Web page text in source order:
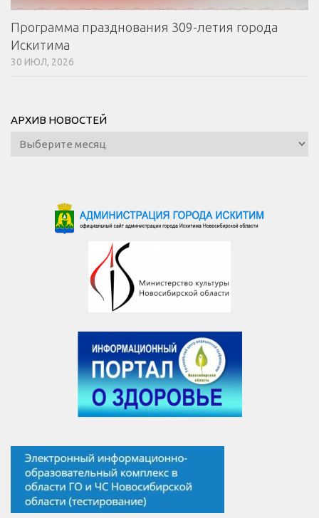
Программа празднования 309-летия города
Искитима
30 ИЮЛ, 2026
АРХИВ НОВОСТЕЙ
Архив
новостей